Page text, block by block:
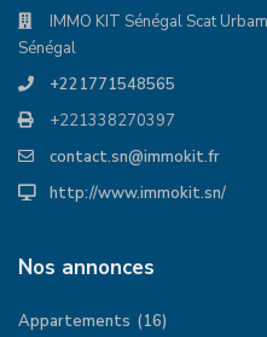
IMMO KIT Sénégal Scat
Sénégal
+221771548565
+221338270397
contact.sn@immokit.fr
http://www.immokit.sn/
Nos annonces
Appartements (16)